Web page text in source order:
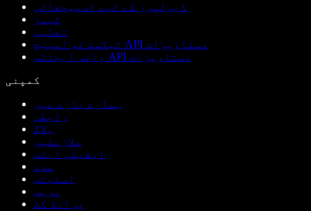
ڈیولپرز کے لیے اسپیچفائی
ٹیمز
تعلیم
ٹیکسٹ ٹو اسپیچ API دستاویزات
وائس ایجنٹس API دستاویزات
کمپنی
ہمارے بارے میں
رابطہ
بلاگ
ملازمتیں
ایفیلی ایٹس
مدد
اسٹیٹس
پریس
برانڈ کٹ